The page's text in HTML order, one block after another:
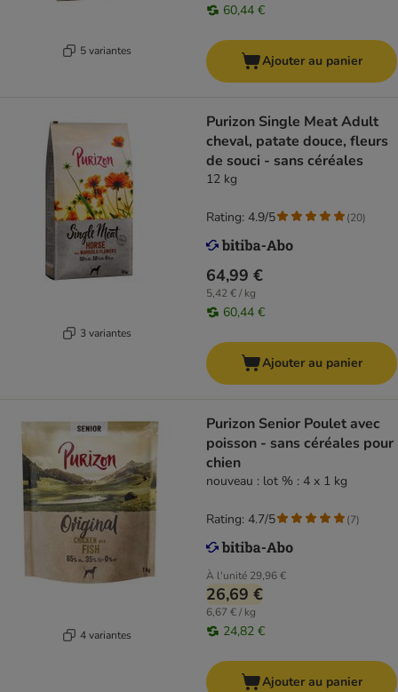
5 variantes
60,44 €
Ajouter au panier
3 variantes
Purizon Single Meat Adult
cheval, patate douce, fleurs
de souci - sans céréales
12 kg
64,99 €
5,42 € / kg
60,44 €
Rating: 4.9/5 (20)
Ajouter au panier
4 variantes
Purizon Senior Poulet avec
poisson - sans céréales pour
chien
nouveau : lot % : 4 x 1 kg
À l'unité 29,96 €
26,69 €
6,67 € / kg
24,82 €
Rating: 4.7/5 (7)
Ajouter au panier